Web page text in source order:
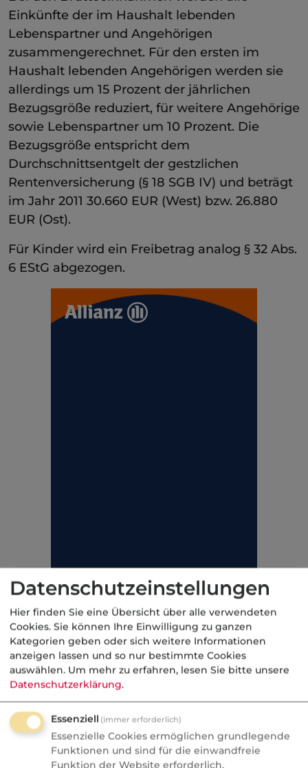
Einkünfte der im Haushalt lebenden
Lebenspartner und Angehörigen
zusammengerechnet. Für den ersten im
Haushalt lebenden Angehörigen werden sie
allerdings um 15 Prozent der jährlichen
Bezugsgröße reduziert, für weitere Angehörige
sowie Lebenspartner um 10 Prozent. Die
Bezugsgröße entspricht dem
Durchschnittsentgelt der gestzlichen
Rentenversicherung (§ 18 SGB IV) und beträgt
im Jahr 2011 30.660 EUR (West) bzw. 26.880
EUR (Ost).
Für Kinder wird ein Freibetrag analog § 32 Abs.
6 EStG abgezogen.
Für die Befreiung stellt die Krankenkasse dem
Versicherten eine Bescheinigung aus, die er
bei Leistungserbringern (zum Beispiel
Datenschutzeinstellungen
Hier finden Sie eine Übersicht über alle verwendeten
Cookies. Sie können Ihre Einwilligung zu ganzen
Kategorien geben oder sich weitere Informationen
anzeigen lassen und so nur bestimmte Cookies
auswählen. Um mehr zu erfahren, lesen Sie bitte unsere
Datenschutzerklärung.
Essenziell (immer erforderlich)
Essenzielle Cookies ermöglichen grundlegende
Funktionen und sind für die einwandfreie
Funktion der Website erforderlich.